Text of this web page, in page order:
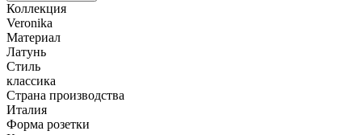
Коллекция
Veronika
Материал
Латунь
Стиль
классика
Страна производства
Италия
Форма розетки